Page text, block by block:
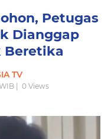
Petugas
Dianggap
Beretika
TV
| 0Views